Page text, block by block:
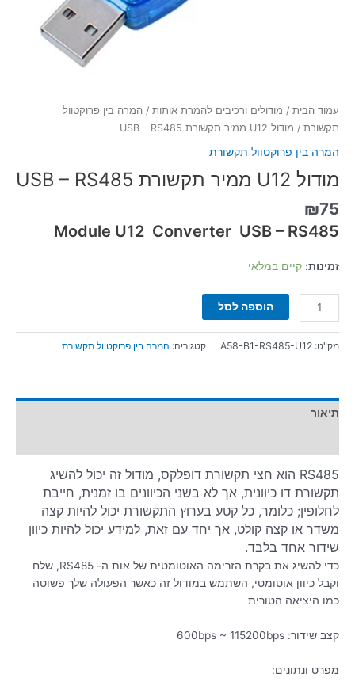
עמוד הבית / מודולים ורכיבים להמרת אותות / המרה בין פרוקטוול
תקשורת / מודול U12 ממיר תקשורת USB – RS485
המרה בין פרוקטוול תקשורת
מודול U12 ממיר תקשורת USB – RS485
₪75
Module U12 Converter USB – RS485
זמינות: קיים במלאי
הוספה לסל
מק"ט: A58-B1-RS485-U12 קטגוריה: המרה בין פרוקטוול תקשורת
תיאור
RS485 הוא חצי תקשורת דופלקס, מודול זה יכול להשיג
תקשורת דו כיוונית, אך לא בשני הכיוונים בו זמנית, חייבת
לחלופין; כלומר, כל קטע בערוץ התקשורת יכול להיות קצה
משדר או קצה קולט, אך יחד עם זאת, למידע יכול להיות כיוון
שידור אחד בלבד.
כדי להשיג את בקרת הזרימה האוטומטית של אות ה- RS485, שלח
וקבל כיוון אוטומטי, השתמש במודול זה כאשר הפעולה שלך פשוטה
כמו היציאה הטורית
קצב שידור: 600bps ~ 115200bps
מפרט ונתונים: